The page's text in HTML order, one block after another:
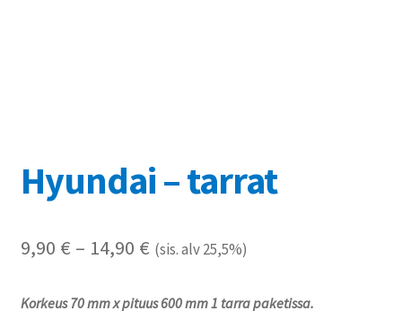
Teollisuus & Kiinteistö
Toimitusehdot
Värikartta
Hyundai – tarrat
9,90 € – 14,90 €Hintaluokka:
(sis. alv 25,5%)
Korkeus 70 mm x pituus 600 mm 1 tarra paketissa.